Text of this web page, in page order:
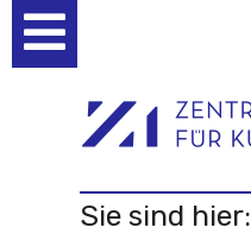
Werkzeuge
Sie sind hier: